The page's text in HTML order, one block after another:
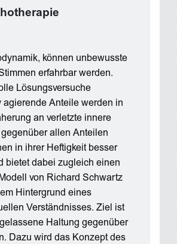
können unbewusste
erfahrbar werden.
Lösungsversuche
Anteile werden in
an verletzte innere
allen Anteilen
in ihrer Heftigkeit besser
bietet dabei zugleich einen
von Richard Schwartz
Hintergrund eines
Verständnisses. Ziel ist
Haltung gegenüber
Dazu wird das Konzept des